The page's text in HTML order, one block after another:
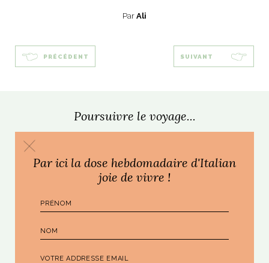
Par Ali
PRÉCÉDENT SUIVANT
Poursuivre le voyage...
Par ici la dose hebdomadaire d'Italian
joie de vivre !